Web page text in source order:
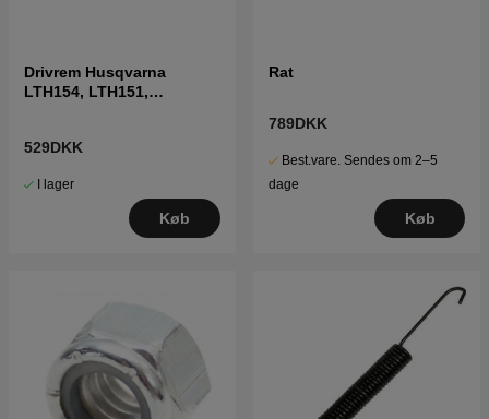
Drivrem Husqvarna
LTH154, LTH151,
529DKK
I lager
Køb
Rat
789DKK
Best.vare. Sendes om 2–5
dage
Køb